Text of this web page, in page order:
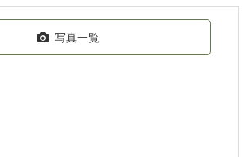
写真一覧